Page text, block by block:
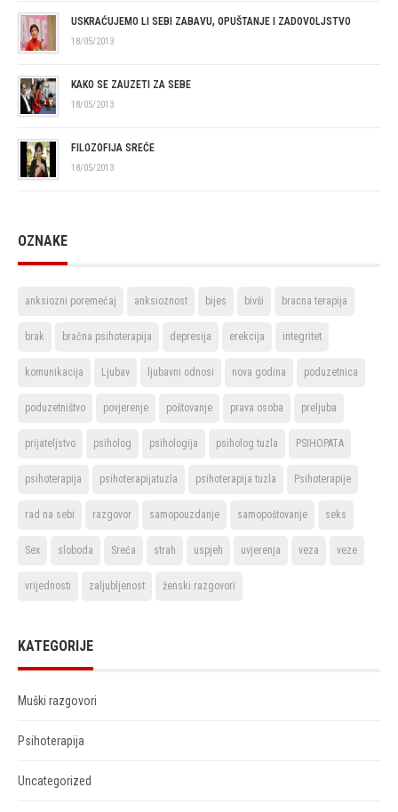
USKRAĆUJEMO LI SEBI ZABAVU, OPUŠTANJE I ZADOVOLJSTVO
18/05/2013
KAKO SE ZAUZETI ZA SEBE
18/05/2013
FILOZOFIJA SREĆE
18/05/2013
OZNAKE
anksiozni poremećaj anksioznost bijes bivši bracna terapija
brak bračna psihoterapija depresija erekcija integritet
komunikacija Ljubav ljubavni odnosi nova godina poduzetnica
poduzetništvo povjerenje poštovanje prava osoba preljuba
prijateljstvo psiholog psihologija psiholog tuzla PSIHOPATA
psihoterapija psihoterapijatuzla psihoterapija tuzla Psihoterapije
rad na sebi razgovor samopouzdanje samopoštovanje seks
Sex sloboda Sreća strah uspjeh uvjerenja veza veze
vrijednosti zaljubljenost ženski razgovori
KATEGORIJE
Muški razgovori
Psihoterapija
Uncategorized